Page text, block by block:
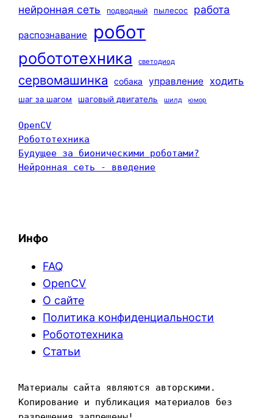
нейронная сеть подводный пылесос работа
распознавание робот
робототехника светодиод
сервомашинка собака управление ходить
шаг за шагом шаговый двигатель шилд юмор
OpenCV
Робототехника
Будущее за бионическими роботами?
Нейронная сеть - введение
Инфо
FAQ
OpenCV
О сайте
Политика конфиденциальности
Робототехника
Статьи
Материалы сайта являются авторскими.
Копирование и публикация материалов без